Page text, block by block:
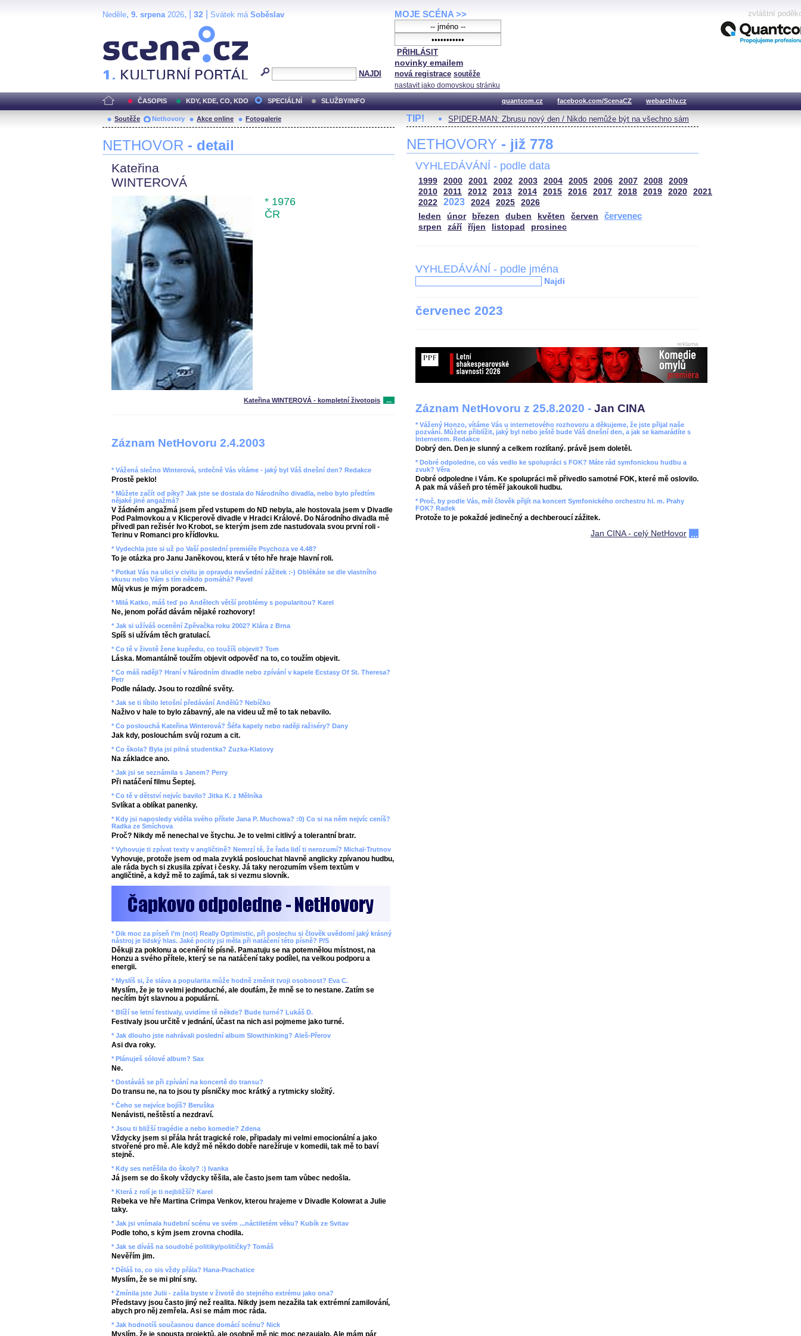
Neděle, 9. srpena2026, | 32 Svátek má Soběslav
NAJDI
MOJE SCÉNA >>
PŘIHLÁSIT
novinky emailem
nová registrace soutěže
nastavit jako domovskou stránku
zvláštní
ČASOPIS KDY, KDE, CO, KDO SPECIÁLNÍ SLUŽBY/INFO quantcom.cz facebook.com/ScenaCZ webarchiv.cz
Soutěže Nethovory Akce online Fotogalerie
NETHOVOR - detail
Kateřina
WINTEROVÁ
* 1976
ČR
Kateřina WINTEROVÁ - kompletní životopis ...
Záznam NetHovoru 2.4.2003
* Vážená slečno Winterová, srdečně Vás vítáme - jaký byl Váš dnešní den? Redakce
Prostě peklo!
* Můžete začít od píky? Jak jste se dostala do Národního divadla, nebo bylo předtím
nějaké jiné angažmá?
V žádném angažmá jsem před vstupem do ND nebyla, ale hostovala jsem v Divadle
Pod Palmovkou a v Klicperově divadle v Hradci Králové. Do Národního divadla mě
přivedl pan režisér Ivo Krobot, se kterým jsem zde nastudovala svou první roli -
Terinu v Romanci pro křídlovku.
* Vydechla jste si už po Vaší poslední premiéře Psychoza ve 4.48?
To je otázka pro Janu Janěkovou, která v této hře hraje hlavní roli.
* Potkat Vás na ulici v civilu je opravdu nevšední zážitek :-) Oblékáte se dle vlastního
vkusu nebo Vám s tím někdo pomáhá? Pavel
Můj vkus je mým poradcem.
* Milá Katko, máš teď po Andělech větší problémy s popularitou? Karel
Ne, jenom pořád dávám nějaké rozhovory!
* Jak si užíváš ocenění Zpěvačka roku 2002? Klára z Brna
Spíš si užívám těch gratulací.
* Co tě v životě žene kupředu, co toužíš objevit? Tom
Láska. Momantálně toužím objevit odpověď na to, co toužím objevit.
* Co máš raději? Hraní v Národním divadle nebo zpívání v kapele Ecstasy Of St. Theresa?
Petr
Podle nálady. Jsou to rozdílné světy.
* Jak se ti líbilo letošní předávání Andělů? Nebíčko
Naživo v hale to bylo zábavný, ale na videu už mě to tak nebavilo.
* Co poslouchá Kateřina Winterová? Šéfa kapely nebo raději ražiséry? Dany
Jak kdy, poslouchám svůj rozum a cit.
* Co škola? Byla jsi pilná studentka? Zuzka-Klatovy
Na základce ano.
* Jak jsi se seznámila s Janem? Perry
Při natáčení filmu Šeptej.
* Co tě v dětství nejvíc bavilo? Jitka K. z Mělníka
Svlíkat a oblíkat panenky.
* Kdy jsi naposledy viděla svého přítele Jana P. Muchowa? :0) Co si na něm nejvíc ceníš?
Radka ze Smíchova
Proč? Nikdy mě nenechal ve štychu. Je to velmi citlivý a tolerantní bratr.
* Vyhovuje ti zpívat texty v angličtině? Nemrzí tě, že řada lidí ti nerozumí? Michal-Trutnov
Vyhovuje, protože jsem od mala zvyklá poslouchat hlavně anglicky zpívanou hudbu,
ale ráda bych si zkusila zpívat i česky. Já taky nerozumím všem textům v
angličtině, a když mě to zajímá, tak si vezmu slovník.
* Dik moc za píseň I’m (not) Really Optimistic, při poslechu si člověk uvědomí jaký krásný
nástroj je lidský hlas. Jaké pocity jsi měla při natáčení této písně? P/S
Děkuji za poklonu a ocenění té písně. Pamatuju se na potemnělou místnost, na
Honzu a svého přítele, který se na natáčení taky podílel, na velkou podporu a
energii.
* Myslíš si, že sláva a popularita může hodně změnit tvoji osobnost? Eva C.
Myslím, že je to velmi jednoduché, ale doufám, že mně se to nestane. Zatím se
necítím být slavnou a populární.
* Blíží se letní festivaly, uvidíme tě někde? Bude turné? Lukáš D.
Festivaly jsou určitě v jednání, účast na nich asi pojmeme jako turné.
* Jak dlouho jste nahrávali poslední album Slowthinking? Aleš-Přerov
Asi dva roky.
* Plánuješ sólové album? Sax
Ne.
* Dostáváš se při zpívání na koncertě do transu?
Do transu ne, na to jsou ty písničky moc krátký a rytmicky složitý.
* Čeho se nejvíce bojíš? Beruška
Nenávisti, neštěstí a nezdraví.
* Jsou ti bližší tragédie a nebo komedie? Zdena
Vždycky jsem si přála hrát tragické role, připadaly mi velmi emocionální a jako
stvořené pro mě. Ale když mě někdo dobře narežíruje v komedii, tak mě to baví
stejně.
* Kdy ses netěšila do školy? :) Ivanka
Já jsem se do školy vždycky těšila, ale často jsem tam vůbec nedošla.
* Která z rolí je ti nejbližší? Karel
Rebeka ve hře Martina Crimpa Venkov, kterou hrajeme v Divadle Kolowrat a Julie
taky.
* Jak jsi vnímala hudební scénu ve svém ...náctiletém věku? Kubík ze Svitav
Podle toho, s kým jsem zrovna chodila.
* Jak se díváš na soudobé politiky/političky? Tomáš
Nevěřím jim.
* Děláš to, co sis vždy přála? Hana-Prachatice
Myslím, že se mi plní sny.
* Zmínila jste Julii - zašla byste v životě do stejného extrému jako ona?
Představy jsou často jiný než realita. Nikdy jsem nezažila tak extrémní zamilování,
abych pro něj zemřela. Asi se mám moc ráda.
* Jak hodnotíš současnou dance domácí scénu? Nick
TIP! SPIDER-MAN: Zbrusu nový den / Nikdo nemůže být na všechno sám
NETHOVORY - již 778
VYHLEDÁVÁNÍ - podle data
1999 2000 2001 2002 2003 2004 2005 2006 2007 2008
2009
2010
2011 2012 2013 2014 2015 2016 2017 2018 2019 2020
2021
2022
2023 2024 2025
2026
leden
únor březen duben květen červen červenec
srpen září říjen listopad prosinec
VYHLEDÁVÁNÍ - podle jména
Najdi
červenec 2023
reklama
Záznam NetHovoru z 25.8.2020 - Jan CINA
* Vážený Honzo, vítáme Vás u internetového rozhovoru a děkujeme, že jste přijal naše
pozvání. Můžete přiblížit, jaký byl nebo ještě bude Váš dnešní den, a jak se kamarádíte s
Internetem. Redakce
Dobrý den. Den je slunný a celkem rozlítaný. právě jsem doletěl.
* Dobré odpoledne, co vás vedlo ke spolupráci s FOK? Máte rád symfonickou hudbu a
zvuk? Věra
Dobré odpoledne i Vám. Ke spolupráci mě přivedlo samotné FOK, které mě oslovilo.
A pak má vášeň pro téměř jakoukoli hudbu.
* Proč, by podle Vás, měl člověk přijít na koncert Symfonického orchestru hl. m. Prahy
FOK? Radek
Protože to je pokaždé jedinečný a dechberoucí zážitek.
Jan CINA - celý NetHovor